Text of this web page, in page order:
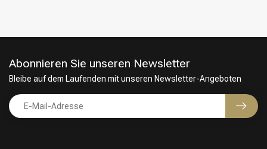
Abonnieren Sie unseren Newsletter
Bleibe auf dem Laufenden mit unseren Newsletter-Angeboten